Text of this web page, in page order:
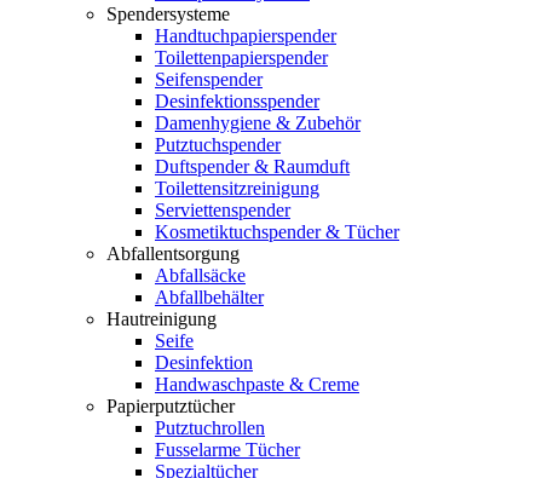
Spendersysteme
Handtuchpapierspender
Toilettenpapierspender
Seifenspender
Desinfektionsspender
Damenhygiene & Zubehör
Putztuchspender
Duftspender & Raumduft
Toilettensitzreinigung
Serviettenspender
Kosmetiktuchspender & Tücher
Abfallentsorgung
Abfallsäcke
Abfallbehälter
Hautreinigung
Seife
Desinfektion
Handwaschpaste & Creme
Papierputztücher
Putztuchrollen
Fusselarme Tücher
Spezialtücher